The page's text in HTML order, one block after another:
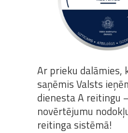
Ar prieku dalāmies,
saņēmis Valsts
dienesta A reitingu
novērtējumu
reitinga sistēmā!